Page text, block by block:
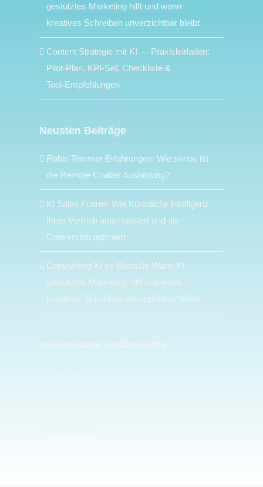
gestütztes Marketing hilft und wann
kreatives Schreiben unverzichtbar bleibt
Content Strategie mit KI — Praxisleitfaden:
Pilot‑Plan, KPI‑Set, Checkliste &
Tool‑Empfehlungen
Neusten Beiträge
Robin Temmer Erfahrungen: Wie seriös ist
die Remote Chatter Ausbildung?
KI Sales Funnel: Wie Künstliche Intelligenz
Ihren Vertrieb automatisiert und die
Conversion optimiert
Copywriting KI vs Mensch: Wann KI-
gestütztes Marketing hilft und wann
kreatives Schreiben unverzichtbar bleibt
Interessante Testberichte